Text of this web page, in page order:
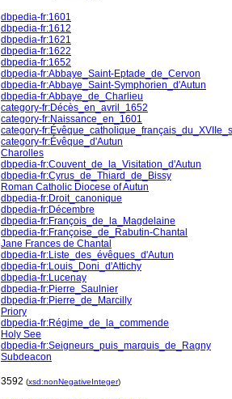
dbpedia-fr:1601
dbpedia-fr:1612
dbpedia-fr:1621
dbpedia-fr:1622
dbpedia-fr:1652
dbpedia-fr:Abbaye_Saint-Eptade_de_Cervon
dbpedia-fr:Abbaye_Saint-Symphorien_d'Autun
dbpedia-fr:Abbaye_de_Charlieu
category-fr:Décès_en_avril_1652
category-fr:Naissance_en_1601
category-
category-fr:Évêque_d'Autun
Charolles
dbpedia-fr:Couvent_de_la_Visitation_d'Autun
dbpedia-fr:Cyrus_de_Thiard_de_Bissy
Roman Catholic Diocese of Autun
dbpedia-fr:Droit_canonique
dbpedia-fr:Décembre
dbpedia-fr:François_de_la_Magdelaine
dbpedia-fr:Françoise_de_Rabutin-Chantal
Jane Frances de Chantal
dbpedia-fr:Liste_des_évêques_d'Autun
dbpedia-fr:Louis_Doni_d'Attichy
dbpedia-fr:Lucenay
dbpedia-fr:Pierre_Saulnier
dbpedia-fr:Pierre_de_Marcilly
Priory
dbpedia-fr:Régime_de_la_commende
Holy See
dbpedia-fr:Seigneurs_puis_marquis_de_Ragny
Subdeacon
3592 (xsd:nonNegativeInteger)